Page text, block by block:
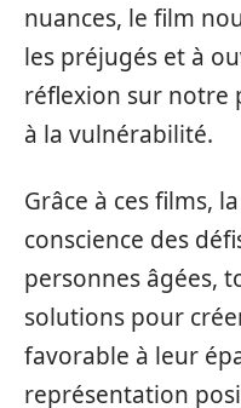
nuances, le film
les préjugés et à
réflexion sur notre
à la vulnérabilité.
Grâce à ces films,
conscience des
personnes âgées,
solutions pour
favorable à leur
représentation